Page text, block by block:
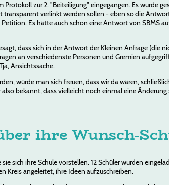
Protokoll zur 2. "Beiteiligung" eingegangen. Es wurde
verlinkt werden sollen - eben so die
Es hätte auch schon eine Antwort von SBMS
dass sich in der Antwort der Kleinen Anfrage (die
an verschiedenste Personen und Gremien
Ansichtssache.
würde man sich freuen, dass wir da wären,
bekannt, dass vielleicht noch einmal eine
ihre Wunsch-
sie sich ihre Schule vorstellen. 12 Schüler wurden
Kreis angeleitet, ihre Ideen aufzuschreiben.